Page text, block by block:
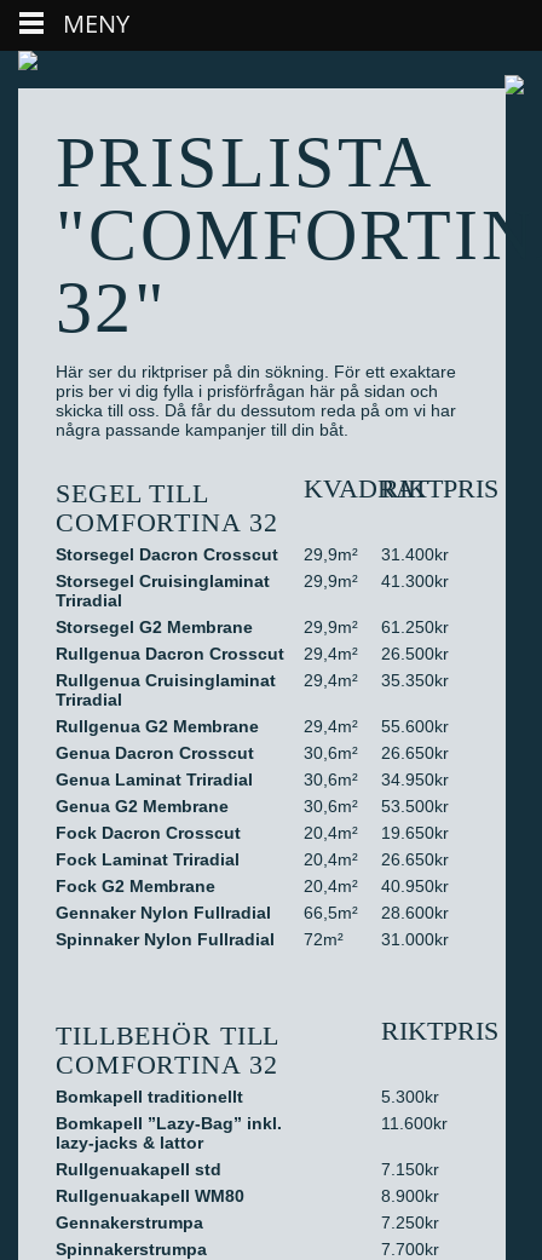
PRISLISTA
32"
Här ser du riktpriser på din sökning. För ett exaktare
pris ber vi dig fylla i prisförfrågan här på sidan och
skicka till oss. Då får du dessutom reda på om vi har
några passande kampanjer till din båt.
SEGEL TILL
COMFORTINA 32
KVADRATRIKTPRIS
Storsegel Dacron Crosscut 29,9m²
31.400kr
Storsegel Cruisinglaminat
Triradial
29,9m² 41.300kr
Storsegel G2 Membrane 29,9m²
61.250kr
Rullgenua Dacron Crosscut
29,4m²
26.500kr
Rullgenua Cruisinglaminat
Triradial
29,4m² 35.350kr
Rullgenua G2 Membrane 29,4m²
55.600kr
Genua Dacron Crosscut
30,6m²
26.650kr
Genua Laminat Triradial
30,6m²
34.950kr
Genua G2 Membrane
30,6m²
53.500kr
Fock Dacron Crosscut
20,4m²
19.650kr
Fock Laminat Triradial
20,4m²
26.650kr
Fock G2 Membrane
20,4m²
40.950kr
Gennaker Nylon Fullradial
66,5m²
28.600kr
Spinnaker Nylon Fullradial
72m² 31.000kr
TILLBEHÖR TILL
COMFORTINA 32
RIKTPRIS
Bomkapell traditionellt
5.300kr
Bomkapell ”Lazy-Bag” inkl.
lazy-jacks & lattor
11.600kr
Rullgenuakapell std
7.150kr
Rullgenuakapell WM80
8.900kr
Gennakerstrumpa
7.250kr
Spinnakerstrumpa
7.700kr
MENY